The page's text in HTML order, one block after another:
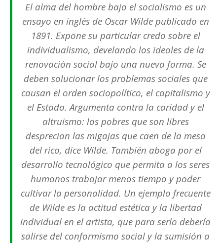
El alma del hombre bajo el socialismo es un
ensayo en inglés de Oscar Wilde publicado en
1891. Expone su particular credo sobre el
individualismo, develando los ideales de la
renovación social bajo una nueva forma. Se
deben solucionar los problemas sociales que
causan el orden sociopolítico, el capitalismo y
el Estado. Argumenta contra la caridad y el
altruismo: los pobres que son libres
desprecian las migajas que caen de la mesa
del rico, dice Wilde. También aboga por el
desarrollo tecnológico que permita a los seres
humanos trabajar menos tiempo y poder
cultivar la personalidad. Un ejemplo frecuente
de Wilde es la actitud estética y la libertad
individual en el artista, que para serlo debería
salirse del conformismo social y la sumisión a